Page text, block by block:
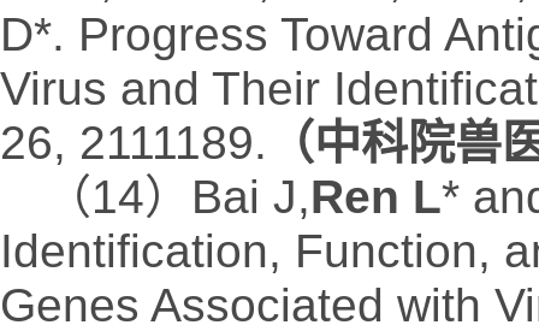
D*. Progress Toward
Virus and Their
26, 2111189. （中科院兽
（14）Bai J,Ren L*
Identification, Function,
Genes Associated with